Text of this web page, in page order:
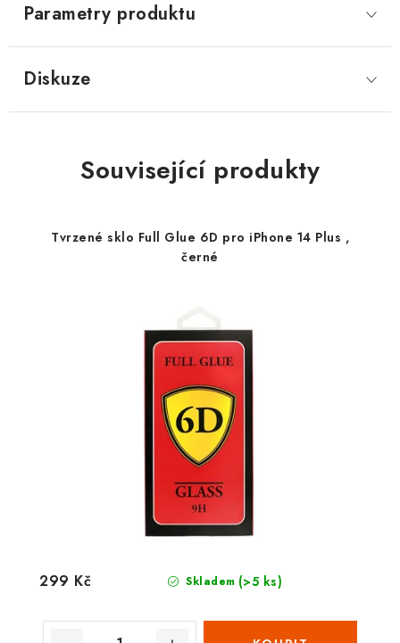
Parametry produktu
Diskuze
Související produkty
Tvrzené sklo Full Glue 6D pro iPhone 14 Plus ,
černé
Skladem (>5 ks)
299 Kč